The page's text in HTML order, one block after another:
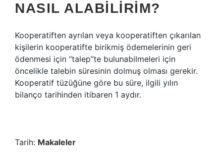
NASIL ALABILIRIM?
Kooperatiften ayrılan veya kooperatiften çıkarılan
kişilerin kooperatifte birikmiş ödemelerinin geri
ödenmesi için “talep”te bulunabilmeleri için
öncelikle talebin süresinin dolmuş olması gerekir.
Kooperatif tüzüğüne göre bu süre, ilgili yılın
bilanço tarihinden itibaren 1 aydır.
Tarih: Makaleler